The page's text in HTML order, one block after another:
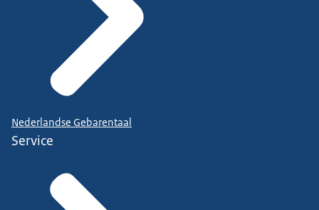
Nederlandse Gebarentaal
Service